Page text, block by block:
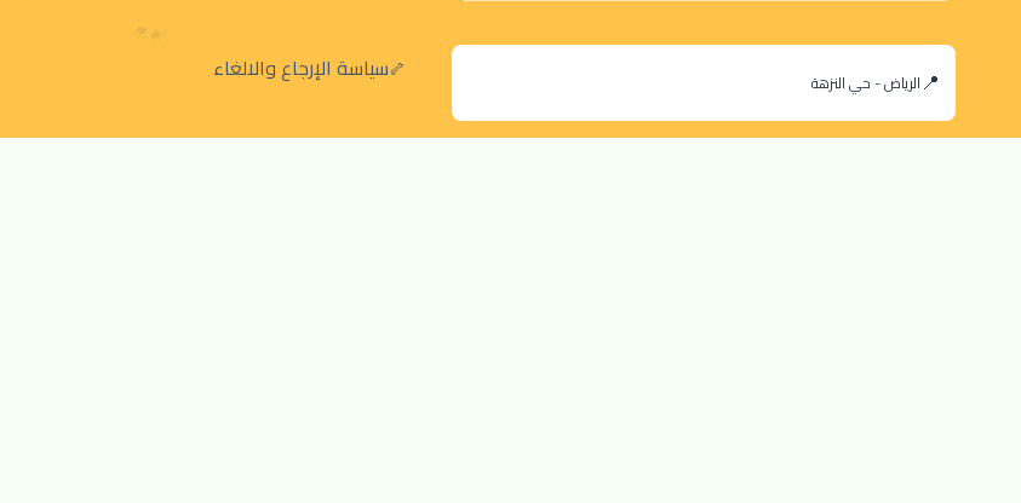
الرياض - حي النزهة سياسة الإرجاع والالغاء